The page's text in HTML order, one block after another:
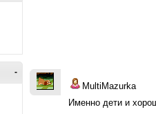
-
MultiMazurka
Именно дети и